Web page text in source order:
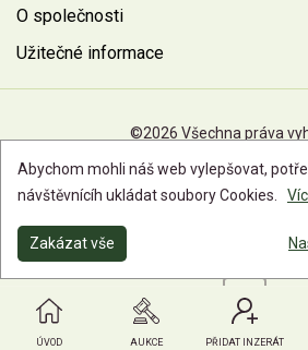
ÚVOD AUKCE PŘIDAT INZERÁT
O společnosti
Užitečné informace
©2026 Všechna práva
Abychom mohli náš web vylepšovat,
návštěvnícíh ukládat soubory Cookies.
Zakázat vše